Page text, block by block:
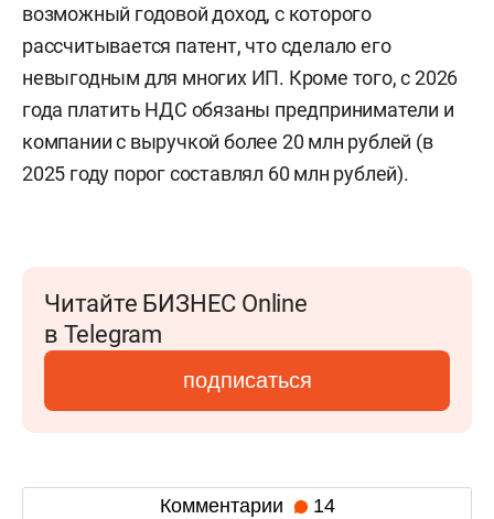
возможный годовой доход, с которого
рассчитывается патент, что сделало его
невыгодным для многих ИП. Кроме того, с 2026
года платить НДС обязаны предприниматели и
компании с выручкой более 20 млн рублей (в
2025 году порог составлял 60 млн рублей).
Читайте БИЗНЕС Online
в Telegram
подписаться
Комментарии 14